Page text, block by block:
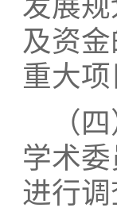
发展
及资
重大
（
学术
进行